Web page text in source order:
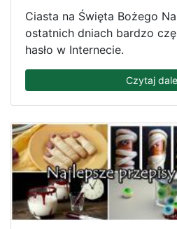
Ciasta na Święta Bożego
ostatnich dniach bardzo
hasło w Internecie.
Czytaj